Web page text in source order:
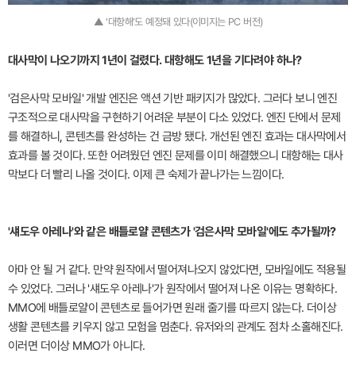
▲ '대항해'도 예정돼 있다(이미지는 PC 버전)
대사막이 나오기까지 1년이 걸렸다. 대항해도 1년을 기다려야 하나?
'검은사막 모바일' 개발 엔진은 액션 기반 패키지가 많았다. 그러다 보니 엔진
구조적으로 대사막을 구현하기 어려운 부분이 다소 있었다. 엔진 단에서 문제
를 해결하니, 콘텐츠를 완성하는 건 금방 됐다. 개선된 엔진 효과는 대사막에서
효과를 볼 것이다. 또한 어려웠던 엔진 문제를 이미 해결했으니 대항해는 대사
막보다 더 빨리 나올 것이다. 이제 큰 숙제가 끝나가는 느낌이다.
'섀도우 아레나'와 같은 배틀로얄 콘텐츠가 '검은사막 모바일'에도 추가될까?
아마 안 될 거 같다. 만약 원작에서 떨어져나오지 않았다면, 모바일에도 적용될
수 있었다. 그러나 '섀도우 아레나'가 원작에서 떨어져 나온 이유는 명확하다.
MMO에 배틀로얄이 콘텐츠로 들어가면 원래 줄기를 따르지 않는다. 더이상
생활 콘텐츠를 키우지 않고 모험을 멈춘다. 유저와의 관계도 점차 소홀해진다.
이러면 더이상 MMO가 아니다.